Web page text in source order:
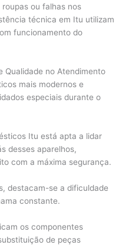
ou falhas nos
técnica em Itu utilizam
funcionamento do
Qualidade no Atendimento
mais modernos e
especiais durante o
Itu está apta a lidar
desses aparelhos,
com a máxima segurança.
destacam-se a dificuldade
constante.
os componentes
de peças